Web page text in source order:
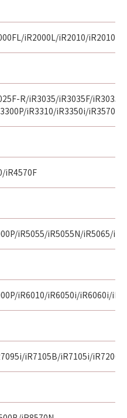
iR2000L/iR2010/
R/iR3035/iR3035F/
iR3310/iR3350i/iR3570/
iR4570F
iR5055/iR5055N/iR5065/
iR6010/iR6050i/iR6060i/
iR7105B/iR7105i/iR7200/